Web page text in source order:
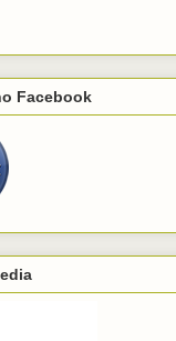
Facebook